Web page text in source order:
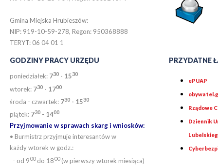
Gmina Miejska Hrubieszów:
NIP: 919-10-59-278, Regon: 950368888
TERYT: 06 04 01 1
GODZINY PRACY URZĘDU
poniedziałek: 730 - 1530
wtorek: 730 - 1700
środa - czwartek: 730 - 1530
piątek: 730 - 1400
Przyjmowanie w sprawach skarg i wniosków:
• Burmistrz przyjmuje interesantów w
każdy wtorek w godz.:
- od 900do 1800(w pierwszy wtorek miesiąca)
PRZYDATNE
ePUAP
Rządowe
Dziennik